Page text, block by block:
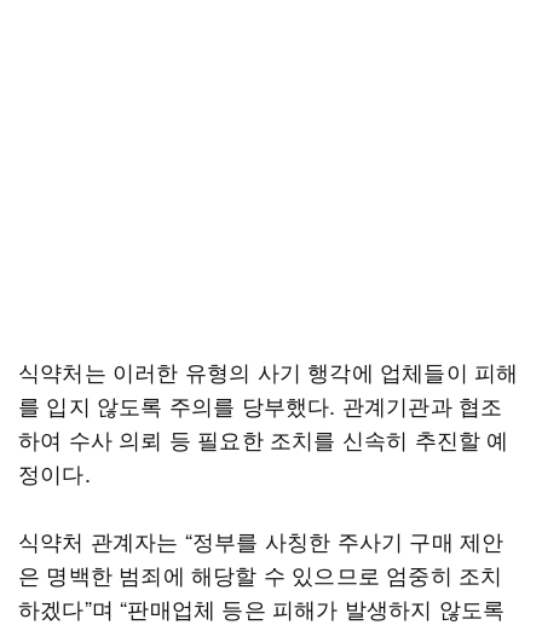
식약처는 이러한 유형의 사기 행각에 업체들이 피해
를 입지 않도록 주의를 당부했다. 관계기관과 협조
하여 수사 의뢰 등 필요한 조치를 신속히 추진할 예
정이다.
식약처 관계자는 “정부를 사칭한 주사기 구매 제안
은 명백한 범죄에 해당할 수 있으므로 엄중히 조치
하겠다”며 “판매업체 등은 피해가 발생하지 않도록